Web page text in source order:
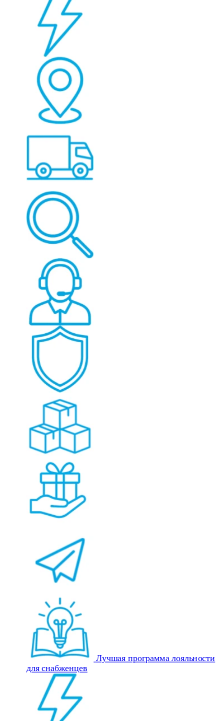
Лучшая программа лояльности
для снабженцев